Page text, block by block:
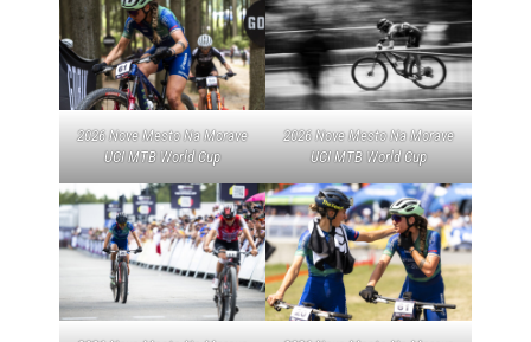
2026 Nove Mesto Na Morave
UCI MTB World Cup
2026 Nove Mesto Na Morave
UCI MTB World Cup